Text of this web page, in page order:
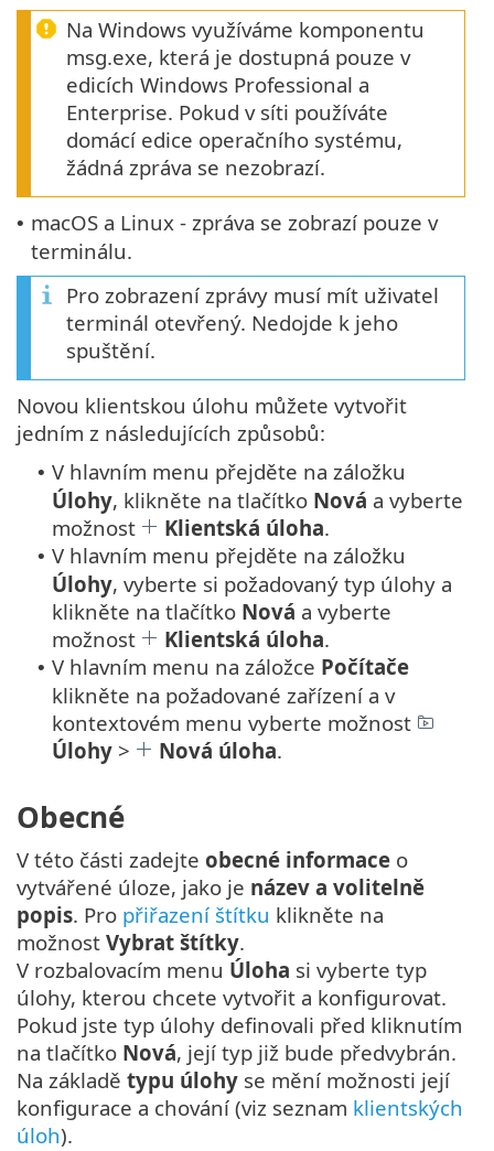
Na Windows využíváme komponentu
msg.exe, která je dostupná pouze v
edicích Windows Professional a
Enterprise. Pokud v síti používáte
domácí edice operačního systému,
žádná zpráva se nezobrazí.
• macOS a Linux - zpráva se zobrazí pouze v
terminálu.
Pro zobrazení zprávy musí mít uživatel
terminál otevřený. Nedojde k jeho
spuštění.
Novou klientskou úlohu můžete vytvořit
jedním z následujících způsobů:
• V hlavním menu přejděte na záložku
Úlohy, klikněte na tlačítko Nová a vyberte
možnost
Klientská úloha.
• V hlavním menu přejděte na záložku
Úlohy, vyberte si požadovaný typ úlohy a
klikněte na tlačítko Nová a vyberte
možnost
Klientská úloha.
• V hlavním menu na záložce Počítače
klikněte na požadované zařízení a v
kontextovém menu vyberte možnost
Úlohy > Nová úloha.
Obecné
V této části zadejte obecné informace o
vytvářené úloze, jako je název a volitelně
popis. Pro přiřazení štítku klikněte na
možnost Vybrat štítky.
V rozbalovacím menu Úloha si vyberte typ
úlohy, kterou chcete vytvořit a konfigurovat.
Pokud jste typ úlohy definovali před kliknutím
na tlačítko Nová, její typ již bude předvybrán.
Na základě typu úlohy se mění možnosti její
konfigurace a chování (viz seznam klientských
úloh).